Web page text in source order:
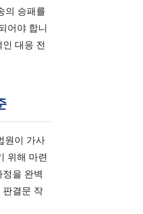
의 승패를
어야 합니
대응 전
원이 가사
위해 마련
을 완벽
판결문 작